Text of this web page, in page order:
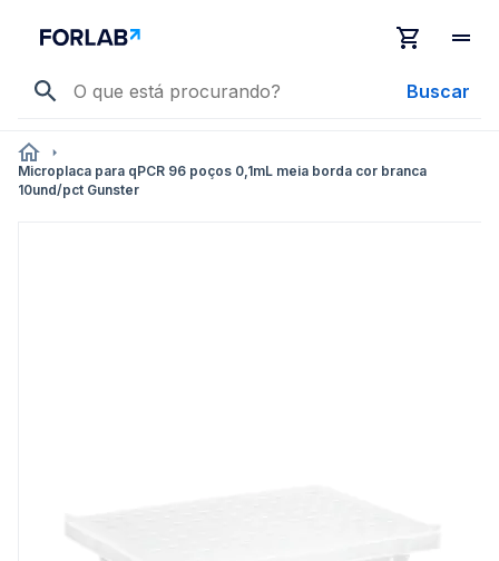
Buscar
Microplaca para qPCR 96 poços 0,1mL meia borda cor branca
10und/pct Gunster